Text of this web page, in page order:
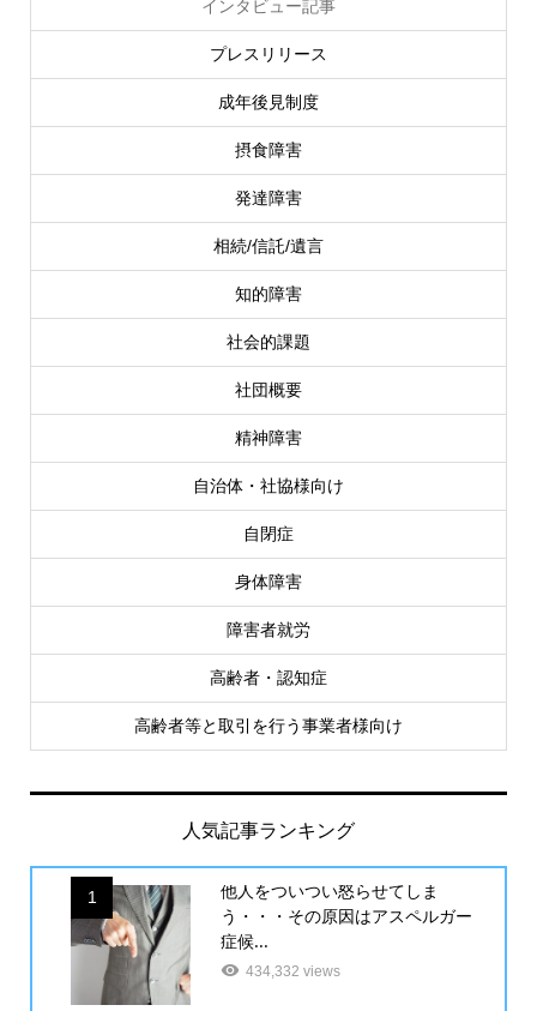
インタビュー記事
プレスリリース
成年後見制度
摂食障害
発達障害
相続/信託/遺言
知的障害
社会的課題
社団概要
精神障害
自治体・社協様向け
自閉症
身体障害
障害者就労
高齢者・認知症
高齢者等と取引を行う事業者様向け
人気記事ランキング
1
他人をついつい怒らせてしま
う・・・その原因はアスペルガー
症候...
434,332 views